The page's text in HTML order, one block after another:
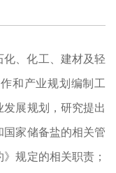
、化工、建材及轻
和产业规划编制工
展规划，研究提出
家储备盐的相关管
规定的相关职责；